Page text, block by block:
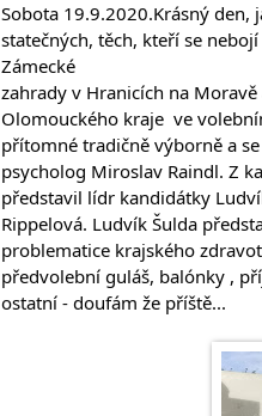
Sobota 19.9.2020.Krásný den,
statečných, těch, kteří se
Zámecké
zahrady v Hranicích na
Olomouckého kraje  ve
přítomné tradičně výborně a
psycholog Miroslav Raindl. Z
představil lídr kandidátky
Rippelová. Ludvík Šulda
problematice krajského
předvolební guláš, balónky ,
ostatní - doufám že příště...